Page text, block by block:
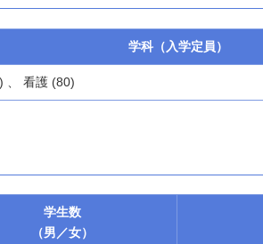
学科（入学定員）
、 看護 (80)
学生数
（男／女）